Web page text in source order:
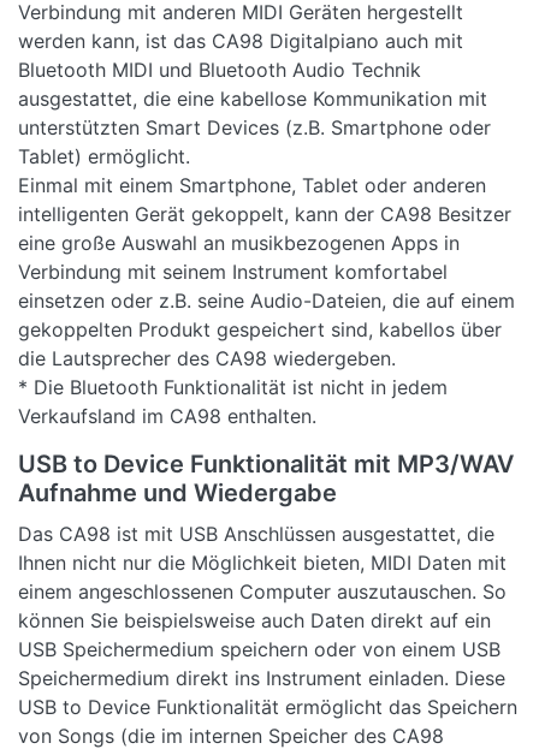
Verbindung mit anderen MIDI Geräten hergestellt
werden kann, ist das CA98 Digitalpiano auch mit
Bluetooth MIDI und Bluetooth Audio Technik
ausgestattet, die eine kabellose Kommunikation mit
unterstützten Smart Devices (z.B. Smartphone oder
Tablet) ermöglicht.
Einmal mit einem Smartphone, Tablet oder anderen
intelligenten Gerät gekoppelt, kann der CA98 Besitzer
eine große Auswahl an musikbezogenen Apps in
Verbindung mit seinem Instrument komfortabel
einsetzen oder z.B. seine Audio-Dateien, die auf einem
gekoppelten Produkt gespeichert sind, kabellos über
die Lautsprecher des CA98 wiedergeben.
* Die Bluetooth Funktionalität ist nicht in jedem
Verkaufsland im CA98 enthalten.
USB to Device Funktionalität mit MP3/WAV
Aufnahme und Wiedergabe
Das CA98 ist mit USB Anschlüssen ausgestattet, die
Ihnen nicht nur die Möglichkeit bieten, MIDI Daten mit
einem angeschlossenen Computer auszutauschen. So
können Sie beispielsweise auch Daten direkt auf ein
USB Speichermedium speichern oder von einem USB
Speichermedium direkt ins Instrument einladen. Diese
USB to Device Funktionalität ermöglicht das Speichern
von Songs (die im internen Speicher des CA98